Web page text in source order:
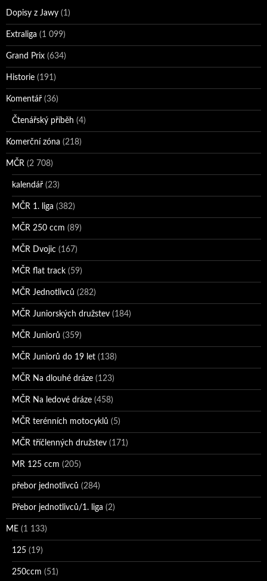
Dopisy z Jawy (1)
Extraliga (1 099)
Grand Prix (634)
Historie (191)
Komentář (36)
Čtenářský příběh (4)
Komerční zóna (218)
MČR (2 708)
kalendář (23)
MČR 1. liga (382)
MČR 250 ccm (89)
MČR Dvojic (167)
MČR flat track (59)
MČR Jednotlivců (282)
MČR Juniorských družstev (184)
MČR Juniorů (359)
MČR Juniorů do 19 let (138)
MČR Na dlouhé dráze (123)
MČR Na ledové dráze (458)
MČR terénních motocyklů (5)
MČR tříčlenných družstev (171)
MR 125 ccm (205)
přebor jednotlivců (284)
Přebor jednotlivců/1. liga (2)
ME (1 133)
125 (19)
250ccm (51)